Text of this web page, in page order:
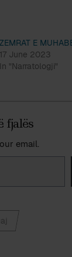
ZEMRAT E
17 June 2023
In "Narratologji"
fjalës
email.